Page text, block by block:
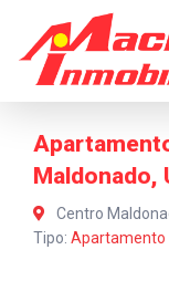
Maldonado,
Centro
Tipo: Apartamento